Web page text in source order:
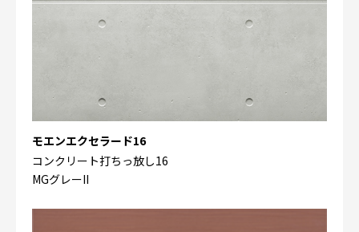
モエンエクセラード16
コンクリート打ちっ放し16
MGグレーII